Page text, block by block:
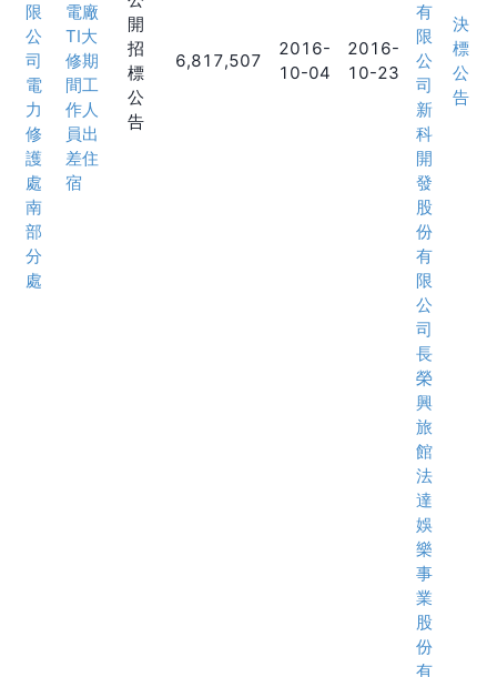
限
公
司
電
力
修
護
處
南
部
分
處
電廠
TI大
修期
間工
作人
員出
差住
宿
開
招
標
公
告
6,817,507
2016-
10-04
2016-
10-23
有
限
公
司
新
科
開
發
股
份
有
限
公
司
長
榮
興
旅
館
法
達
娛
樂
事
業
股
份
有
決
標
公
告